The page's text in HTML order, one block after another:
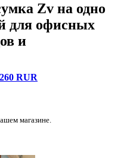
Zv на одно
для офисных
и
RUR
магазине.